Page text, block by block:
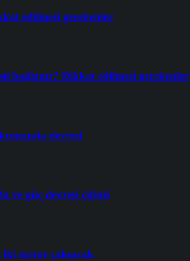
edilmesi gerekenler
bağlanır? Dikkat edilmesi gerekenler
devresi
ve güç devresi çizimi
iki motor çalışacak